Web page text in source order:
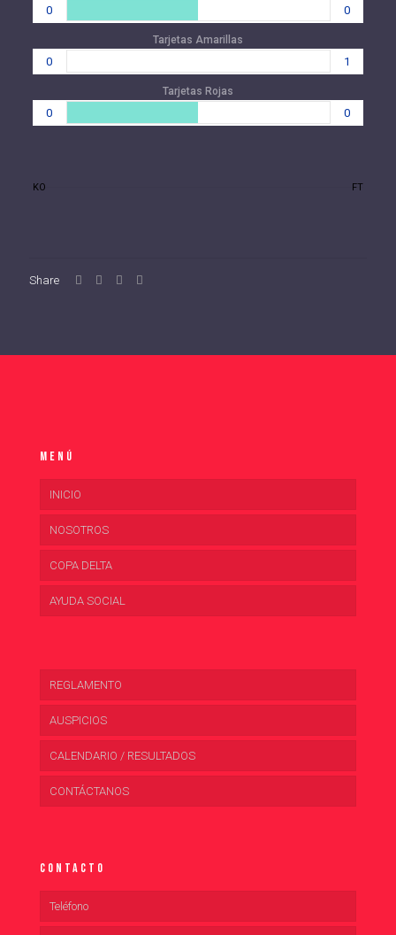
0 0
Tarjetas Amarillas
0 1
Tarjetas Rojas
0 0
KO FT
Share
Menú
INICIO
NOSOTROS
COPA DELTA
AYUDA SOCIAL
REGLAMENTO
AUSPICIOS
CALENDARIO / RESULTADOS
CONTÁCTANOS
Contacto
Teléfono